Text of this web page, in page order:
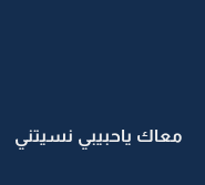
معاك ياحبيبي نسيتني